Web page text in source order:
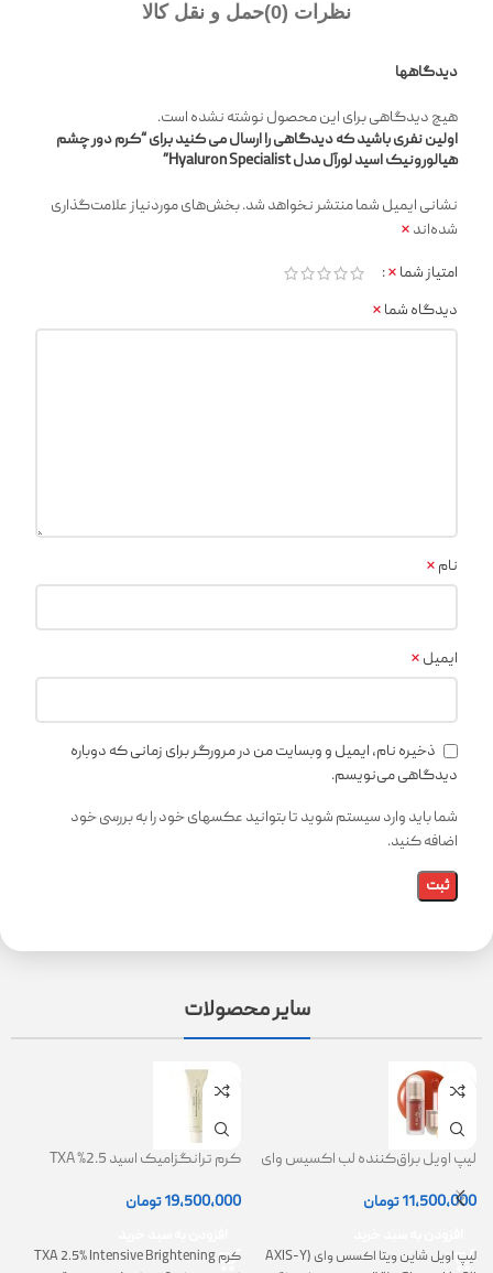
نظرات (0) حمل و نقل کالا
دیدگاهها
هیچ دیدگاهی برای این محصول نوشته نشده است.
اولین نفری باشید که دیدگاهی را ارسال می کنید برای “کرم دور چشم
هیالورونیک اسید لورآل مدل Hyaluron Specialist”
نشانی ایمیل شما منتشر نخواهد شد.بخش‌های موردنیاز علامت‌گذاری
شده‌اند *
امتیاز شما *
دیدگاه شما *
نام *
ایمیل *
ذخیره نام، ایمیل و وبسایت من در مرورگر برای زمانی که دوباره
دیدگاهی می‌نویسم.
شما باید وارد سیستم شوید تا بتوانید عکسهای خود را به بررسی خود
اضافه کنید.
سایر محصولات
لیپ اویل براق‌کننده لب اکسیس وای
11,500,000تومان
لیپ اویل شاین ویتا اکسس وای (AXIS-Y
کرم ترانگزامیک اسید 2.5% TXA
19,500,000تومان
کرم TXA 2.5% Intensive Brightening